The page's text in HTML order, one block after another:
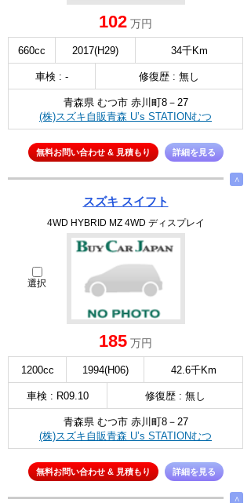
102 万円
660cc 2017(H29) 34千Km
車検 : - 修復歴 : 無し
青森県 むつ市 赤川町8－27
(株)スズキ自販青森 U’s STATIONむつ
無料お問い合わせ & 見積もり 詳細を見る
∧
スズキ スイフト
4WD HYBRID MZ 4WD ディスプレイ
選択
185 万円
1200cc 1994(H06) 42.6千Km
車検 : R09.10 修復歴 : 無し
青森県 むつ市 赤川町8－27
(株)スズキ自販青森 U’s STATIONむつ
無料お問い合わせ & 見積もり 詳細を見る
∧